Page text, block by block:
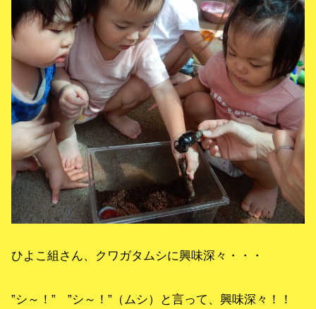
ひよこ組さん、クワガタムシに興味深々・・・
”シ～！” ”シ～！”（ムシ）と言って、興味深々！！